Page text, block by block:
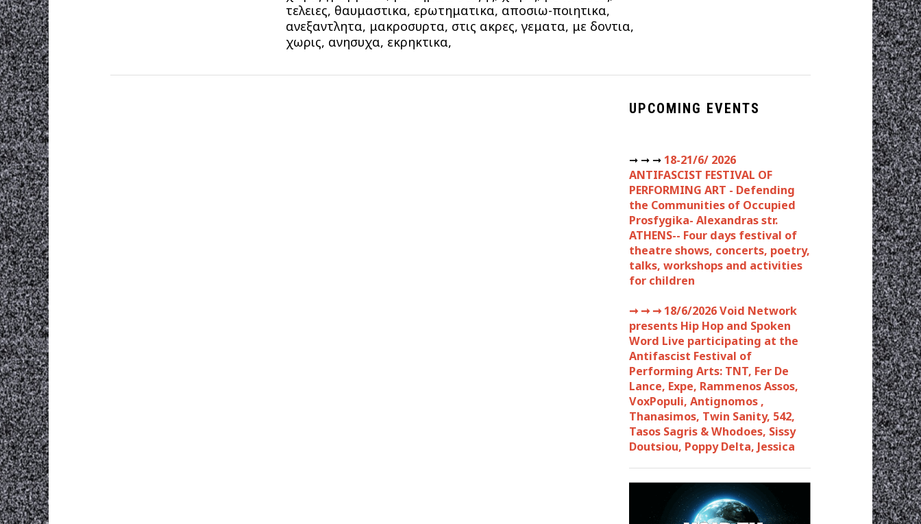
τελειες, θαυμαστικα, ερωτηματικα, αποσιω-ποιητικα,
ανεξαντλητα, μακροσυρτα, στις ακρες, γεματα, με δοντια,
χωρις, ανησυχα, εκρηκτικα,
UPCOMING EVENTS
➞ ➞ ➞ 18-21/6/ 2026
ANTIFASCIST FESTIVAL OF
PERFORMING ART - Defending
the Communities of Occupied
Prosfygika- Alexandras str.
ATHENS-- Four days festival of
theatre shows, concerts, poetry,
talks, workshops and activities
for children
➞ ➞ ➞18/6/2026 Void Network
presents Hip Hop and Spoken
Word Live participating at the
Antifascist Festival of
Performing Arts: TNT, Fer De
Lance, Expe, Rammenos Assos,
VoxPopuli, Antignomos ,
Thanasimos, Twin Sanity, 542,
Tasos Sagris & Whodoes, Sissy
Doutsiou, Poppy Delta, Jessica